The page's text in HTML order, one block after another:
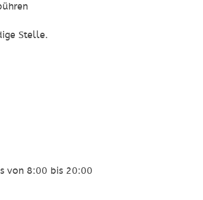
Stelle.
von 8:00 bis 20:00